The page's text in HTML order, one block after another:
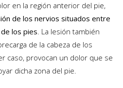
en la región anterior del pie,
de los nervios situados entre
los pies. La lesión también
de la cabeza de los
caso, provocan un dolor que se
dicha zona del pie.